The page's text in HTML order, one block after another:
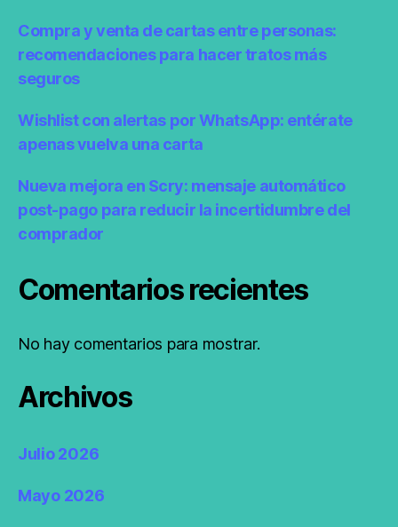
Compra y venta de cartas entre personas:
recomendaciones para hacer tratos más
seguros
Wishlist con alertas por WhatsApp: entérate
apenas vuelva una carta
Nueva mejora en Scry: mensaje automático
post-pago para reducir la incertidumbre del
comprador
Comentarios recientes
No hay comentarios para mostrar.
Archivos
Julio 2026
Mayo 2026